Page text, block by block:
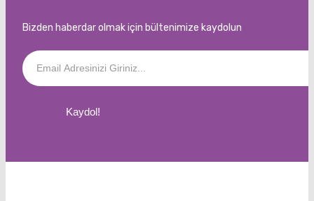
Bizden haberdar olmak için bültenimize kaydolun
Kaydol!